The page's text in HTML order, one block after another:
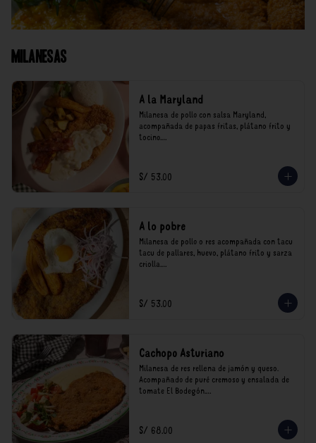
Milanesas
A la Maryland
Milanesa de pollo con salsa Maryland,
acompañada de papas fritas, plátano frito y
tocino.
incluyen impuestos de ley y recargo al
consumo.
S/ 53.00
A lo pobre
Milanesa de pollo o res acompañada con tacu
tacu de pallares, huevo, plátano frito y sarza
criolla.
incluyen impuestos de ley y recargo al
consumo.
S/ 53.00
Cachopo Asturiano
Milanesa de res rellena de jamón y queso.
Acompañado de puré cremoso y ensalada de
tomate El Bodegón.
incluyen impuestos de ley y recargo al
consumo.
S/ 68.00